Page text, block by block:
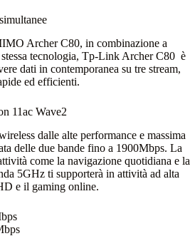
Archer C80, in combinazione a
tecnologia, Tp-Link Archer C80 è
dati in contemporanea su tre stream,
ed efficienti.
11ac Wave2
dalle alte performance e massima
delle due bande fino a 1900Mbps. La
come la navigazione quotidiana e la
5GHz ti supporterà in attività ad alta
e il gaming online.